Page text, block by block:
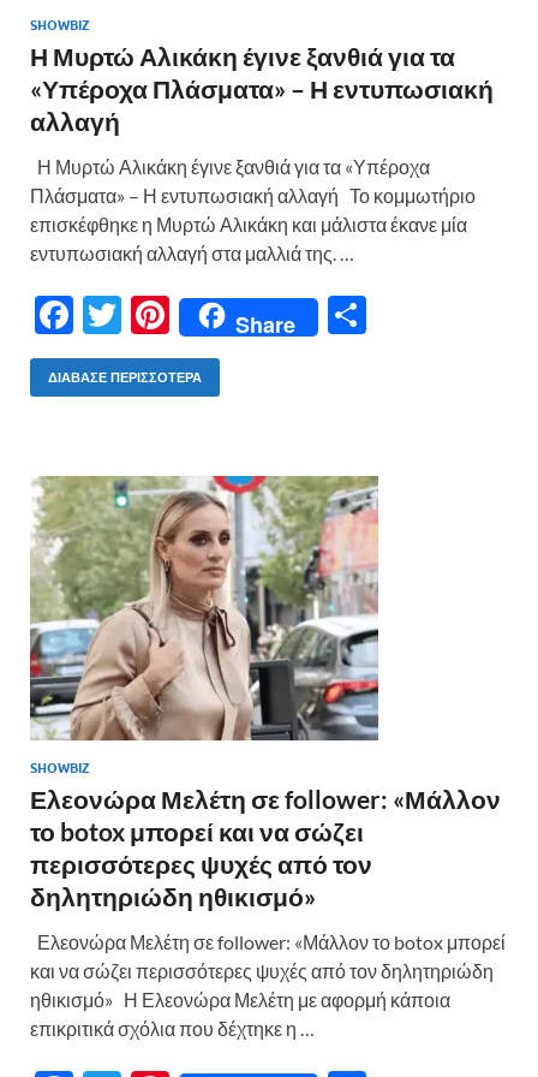
SHOWBIZ
Η Μυρτώ Αλικάκη έγινε ξανθιά για τα
«Υπέροχα Πλάσματα» – Η εντυπωσιακή
αλλαγή
Η Μυρτώ Αλικάκη έγινε ξανθιά για τα «Υπέροχα
Πλάσματα» – Η εντυπωσιακή αλλαγή Το κομμωτήριο
επισκέφθηκε η Μυρτώ Αλικάκη και μάλιστα έκανε μία
εντυπωσιακή αλλαγή στα μαλλιά της. …
F
ac
e
o
o
k
T
w
itt
Pi
nt
er
t
Share
σ
τε
ίτ
ε
ΔΙΆΒΑΣΕ ΠΕΡΙΣΣΌΤΕΡΑ
SHOWBIZ
Ελεονώρα Μελέτη σε follower: «Μάλλον
το botox μπορεί και να σώζει
περισσότερες ψυχές από τον
δηλητηριώδη ηθικισμό»
Ελεονώρα Μελέτη σε follower: «Μάλλον το botox μπορεί
και να σώζει περισσότερες ψυχές από τον δηλητηριώδη
ηθικισμό» Η Ελεονώρα Μελέτη με αφορμή κάποια
επικριτικά σχόλια που δέχτηκε η …